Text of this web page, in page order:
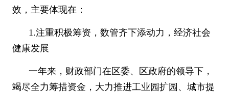
效，主要体现在：
1.注重积极筹资，数管齐下添动力，经济社会
健康发展
一年来，财政部门在区委、区政府的领导下，
竭尽全力筹措资金，大力推进工业园扩园、城市提